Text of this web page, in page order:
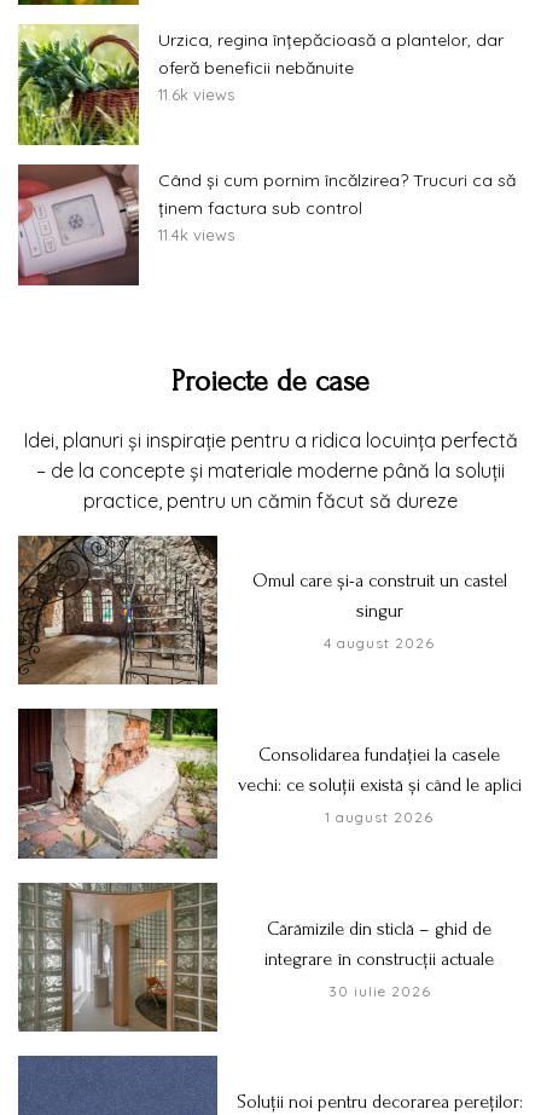
Urzica, regina înțepăcioasă a plantelor, dar
oferă beneficii nebănuite
11.6k views
Când și cum pornim încălzirea? Trucuri ca să
ținem factura sub control
11.4k views
Proiecte de case
Idei, planuri și inspirație pentru a ridica locuința perfectă
– de la concepte și materiale moderne până la soluții
practice, pentru un cămin făcut să dureze
Omul care și-a construit un castel
singur
4 august 2026
Consolidarea fundației la casele
vechi: ce soluții există și când le aplici
1 august 2026
Cărămizile din sticlă – ghid de
integrare în construcții actuale
30 iulie 2026
Soluții noi pentru decorarea pereților: